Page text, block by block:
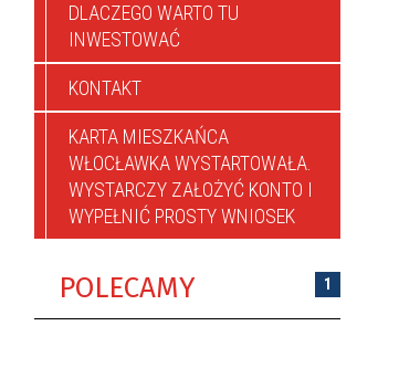
DLACZEGO WARTO TU
INWESTOWAĆ
KONTAKT
KARTA MIESZKAŃCA
WŁOCŁAWKA WYSTARTOWAŁA.
WYSTARCZY ZAŁOŻYĆ KONTO I
WYPEŁNIĆ PROSTY WNIOSEK
POLECAMY 1